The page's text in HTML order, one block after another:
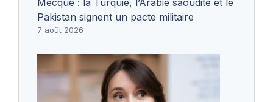
Pakistan signent un pacte militaire
7 août 2026